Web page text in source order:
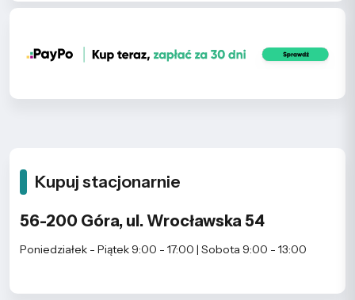
Kupuj stacjonarnie
56-200 Góra, ul. Wrocławska 54
Poniedziałek - Piątek 9:00 - 17:00 | Sobota 9:00 - 13:00